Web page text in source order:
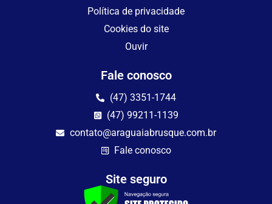
Política de privacidade
Cookies do site
Ouvir
Fale conosco
(47) 3351-1744
(47) 99211-1139
contato@araguaiabrusque.com.br
Fale conosco
Site seguro